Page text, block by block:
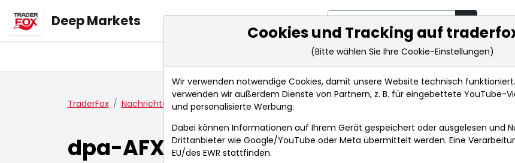
Deep Markets
Markt-Analysen Market Tools Realtimekurse
TraderFox Nachrichten dpa-AFX Compact DAX-FLASH: Rückschlag setzt sich fort - Rekordjag...
dpa-AFX Compact
Cookies und Tracking auf
(Bitte wählen Sie Ihre Cookie-Einstellungen)
Wir verwenden notwendige Cookies, damit unsere Website technisch funktioniert.
verwenden wir außerdem Dienste von Partnern, z. B. für eingebettete YouTube-
und personalisierte Werbung.
Dabei können Informationen auf Ihrem Gerät gespeichert oder ausgelesen und
Drittanbieter wie Google/YouTube oder Meta übermittelt werden. Eine
EU/des EWR stattfinden.